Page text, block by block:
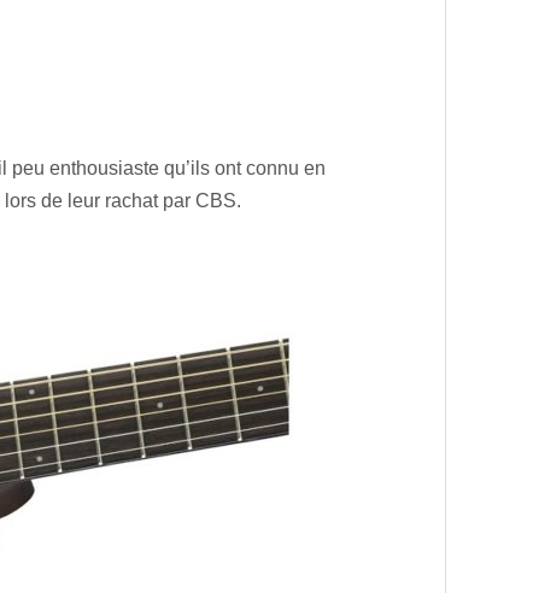
enthousiaste qu’ils ont connu en
de leur rachat par CBS.